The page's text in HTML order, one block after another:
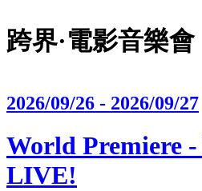
跨界·電影音樂會
2026/09/26 - 2026/09/27
World Premiere
LIVE!